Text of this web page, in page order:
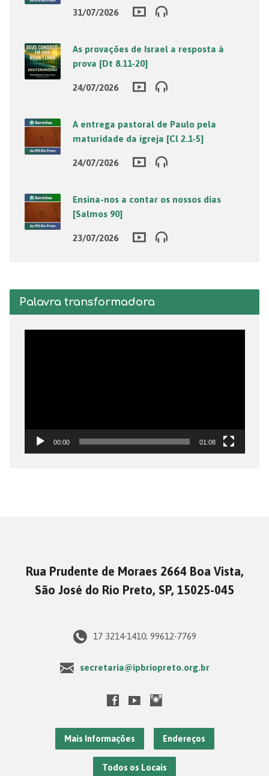
31/07/2026
As provações de Israel a resposta à
prova [Dt 8.11-20]
24/07/2026
A entrega pastoral de Paulo pela
maturidade da igreja [Cl 2.1-5]
24/07/2026
Ensina-nos a contar os nossos dias
[Salmos 90]
23/07/2026
Palavra transformadora
00:00 01:08
Rua Prudente de Moraes 2664 Boa Vista,
São José do Rio Preto, SP, 15025-045
17 3214-1410; 99612-7769
secretaria@ipbriopreto.org.br
Mais Informações Endereços
Todos os Locais